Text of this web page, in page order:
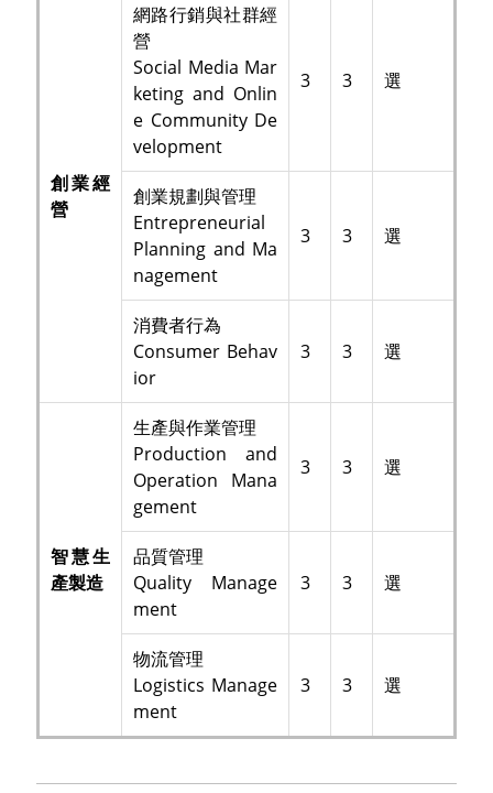
創業經
營
網路行銷與社群經
營
Social Media Mar
keting and Onlin
e Community De
velopment
3 3 選
創業規劃與管理
Entrepreneurial
Planning and Ma
nagement
3 3 選
消費者行為
Consumer Behav
ior
3 3 選
智慧生
產製造
生產與作業管理
Production and
Operation Mana
gement
3 3 選
品質管理
Quality Manage
ment
3 3 選
物流管理
Logistics Manage
ment
3 3 選